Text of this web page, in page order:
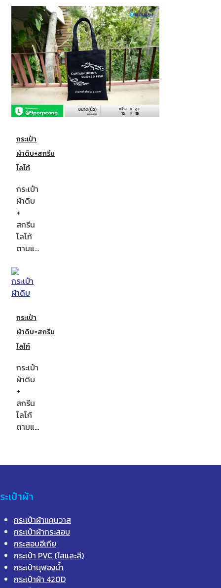
กระเป๋า
ผ้าดิบ+สกรีน
โลโก้
กระเป๋า
ผ้าดิบ
+
สกรีน
โลโก้
ตามแ…
กระเป๋า
ผ้าดิบ+สกรีน
โลโก้
กระเป๋า
ผ้าดิบ
+
สกรีน
โลโก้
ตามแ…
ะเป๋าผ้า
กระเป๋าผ้าแคนวาส
กระเป๋าผ้ากระสอบ
กระสอบอีเกีย
กระเป๋า PVC (ใสและสี)
กระเป๋าบุฟองน้ำ
กระเป๋าผ้า 420D